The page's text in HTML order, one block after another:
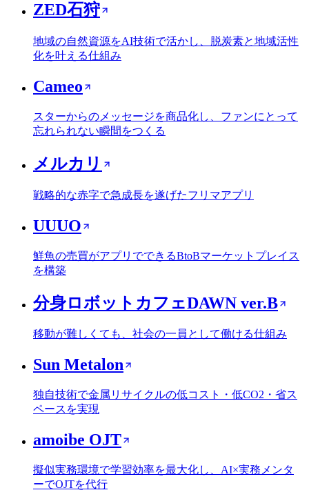
ZED石狩
地域の自然資源をAI技術で活かし、脱炭素と地域活性
化を叶える仕組み
Cameo
スターからのメッセージを商品化し、ファンにとって
忘れられない瞬間をつくる
メルカリ
戦略的な赤字で急成長を遂げたフリマアプリ
UUUO
鮮魚の売買がアプリでできるBtoBマーケットプレイス
を構築
分身ロボットカフェDAWN ver.B
移動が難しくても、社会の一員として働ける仕組み
Sun Metalon
独自技術で金属リサイクルの低コスト・低CO2・省ス
ペースを実現
amoibe OJT
擬似実務環境で学習効率を最大化し、AI×実務メンタ
ーでOJTを代行